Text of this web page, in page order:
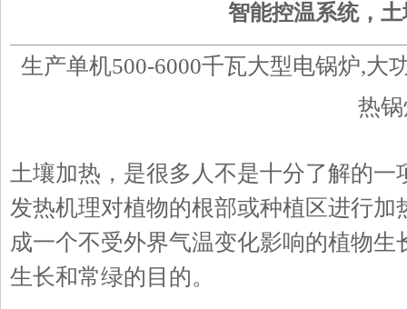
智能控温系统，
生产单机500-6000千瓦大型电锅炉,大
热
土壤加热，是很多人不是十分了解的
发热机理对植物的根部或种植区进行
成一个不受外界气温变化影响的植物
生长和常绿的目的。